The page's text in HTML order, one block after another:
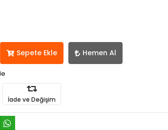
Sepete Ekle Hemen Al
İade ve Değişim